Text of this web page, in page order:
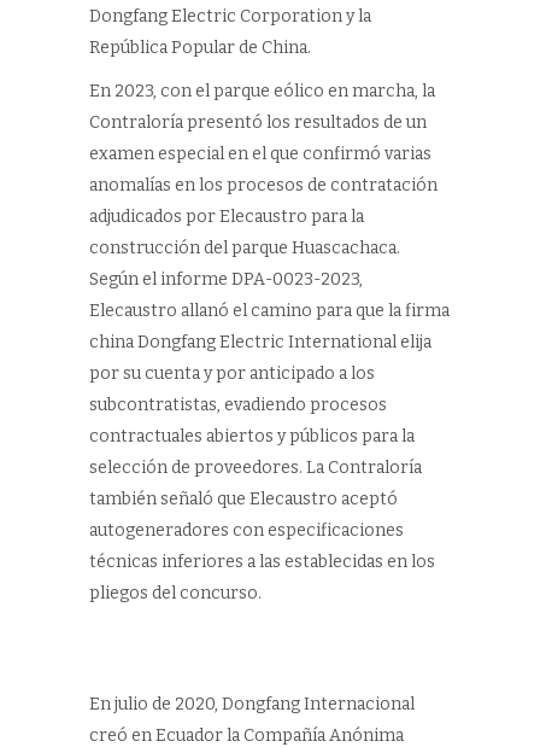
Dongfang Electric Corporation y la
República Popular de China.
En 2023, con el parque eólico en marcha, la
Contraloría presentó los resultados de un
examen especial en el que confirmó varias
anomalías en los procesos de contratación
adjudicados por Elecaustro para la
construcción del parque Huascachaca.
Según el informe DPA-0023-2023,
Elecaustro allanó el camino para que la firma
china Dongfang Electric International elija
por su cuenta y por anticipado a los
subcontratistas, evadiendo procesos
contractuales abiertos y públicos para la
selección de proveedores. La Contraloría
también señaló que Elecaustro aceptó
autogeneradores con especificaciones
técnicas inferiores a las establecidas en los
pliegos del concurso.
En julio de 2020, Dongfang Internacional
creó en Ecuador la Compañía Anónima